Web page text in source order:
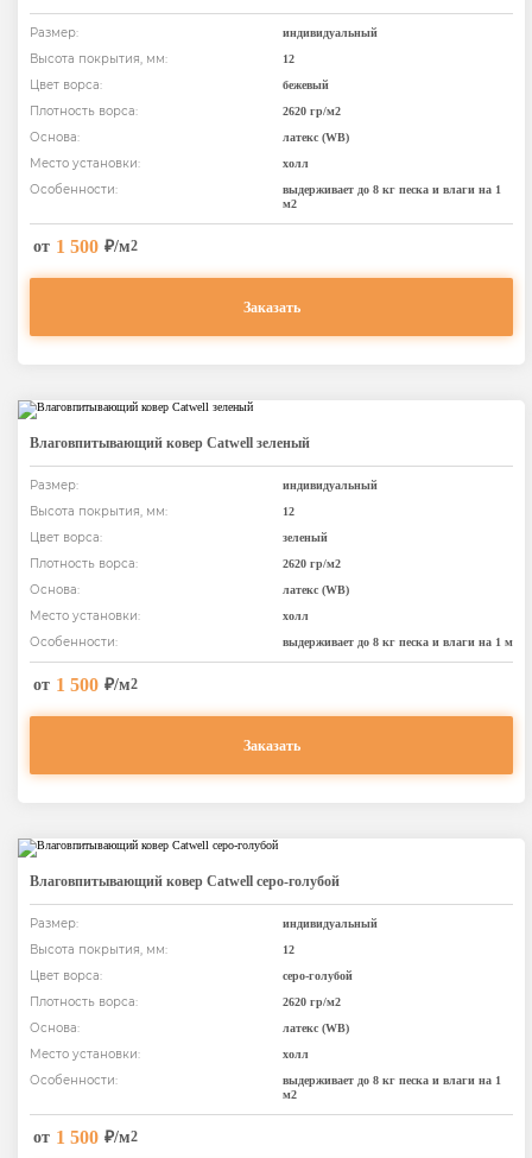
Размер: индивидуальный
Высота покрытия, мм: 12
Цвет ворса: бежевый
Плотность ворса: 2620 гр/м2
Основа: латекс (WB)
Место установки: холл
Особенности:
выдерживает до 8 кг песка и влаги на 1
м2
от 1 500 ₽/м2
Заказать
Влаговпитывающий ковер Catwell зеленый
Размер: индивидуальный
Высота покрытия, мм: 12
Цвет ворса: зеленый
Плотность ворса: 2620 гр/м2
Основа: латекс (WB)
Место установки: холл
Особенности: выдерживает до 8 кг песка и влаги на 1 м
от 1 500 ₽/м2
Заказать
Влаговпитывающий ковер Catwell серо-голубой
Размер: индивидуальный
Высота покрытия, мм: 12
Цвет ворса: серо-голубой
Плотность ворса: 2620 гр/м2
Основа: латекс (WB)
Место установки: холл
Особенности:
выдерживает до 8 кг песка и влаги на 1
м2
от 1 500 ₽/м2